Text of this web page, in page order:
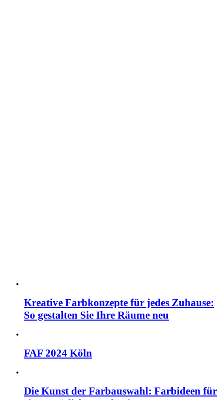
Kreative Farbkonzepte für jedes Zuhause:
So gestalten Sie Ihre Räume neu
FAF 2024 Köln
Die Kunst der Farbauswahl: Farbideen für